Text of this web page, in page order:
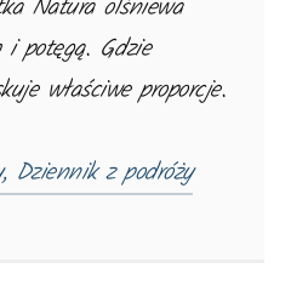
Natura olśniewa
potęgą. Gdzie
właściwe proporcje.
Dziennik z podróży